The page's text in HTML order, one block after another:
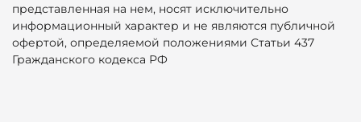
представленная на нем, носят исключительно
информационный характер и не являются публичной
офертой, определяемой положениями Статьи 437
Гражданского кодекса РФ